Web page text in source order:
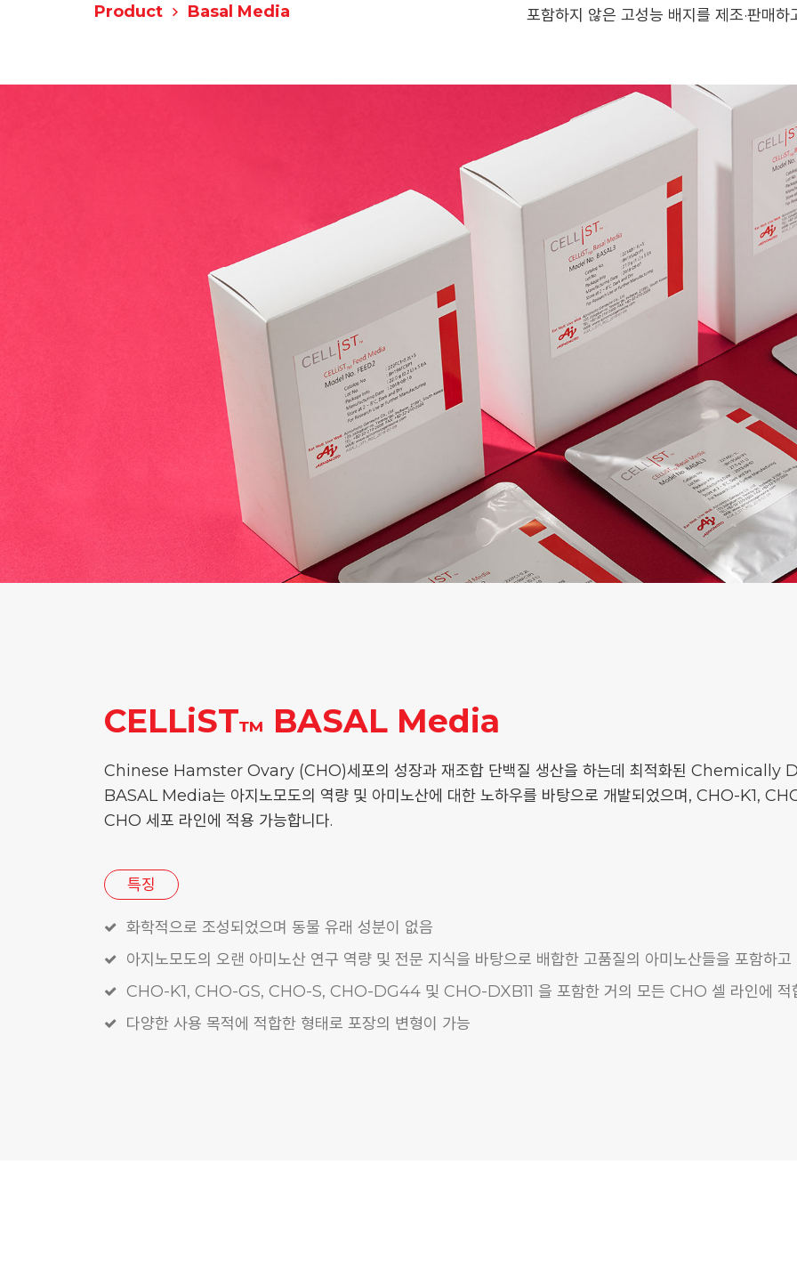
Product Basal Media
포함하지 않은 고성능 배지를 제조·판매하
CELLiST™ BASAL Media
Chinese Hamster Ovary (CHO)세포의 성장과 재조합 단백질 생산을 하는데 최적화된
BASAL Media는 아지노모도의 역량 및 아미노산에 대한 노하우를 바탕으로 개발되었으며, CHO-K1,
CHO 세포 라인에 적용 가능합니다.
특징
화학적으로 조성되었으며 동물 유래 성분이 없음
아지노모도의 오랜 아미노산 연구 역량 및 전문 지식을 바탕으로 배합한 고품질의 아미노산들을 포함하고
CHO-K1, CHO-GS, CHO-S, CHO-DG44 및 CHO-DXB11 을 포함한 거의 모든 CHO 셀 라인에 적
다양한 사용 목적에 적합한 형태로 포장의 변형이 가능